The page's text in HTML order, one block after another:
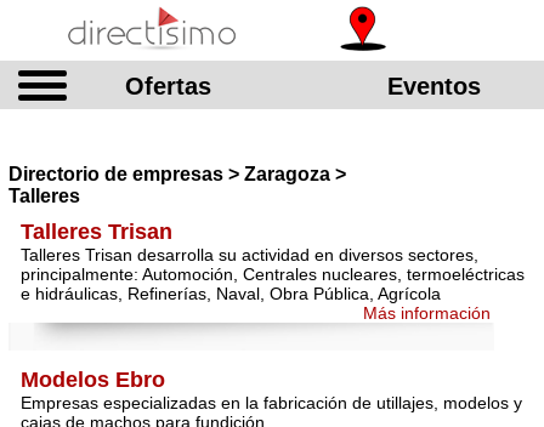
Ofertas Eventos
Directorio de empresas > Zaragoza >
Talleres
Talleres Trisan
Talleres Trisan desarrolla su actividad en diversos sectores,
principalmente: Automoción, Centrales nucleares, termoeléctricas
e hidráulicas, Refinerías, Naval, Obra Pública, Agrícola
Más información
Modelos Ebro
Empresas especializadas en la fabricación de utillajes, modelos y
cajas de machos para fundición